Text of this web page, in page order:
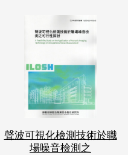
聲波可視化檢測技術於職
場噪音檢測之